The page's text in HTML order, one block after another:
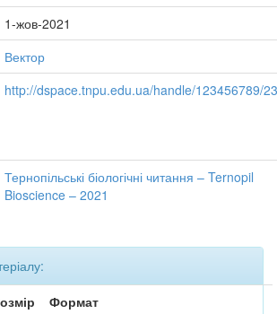
1-жов-2021
Вектор
http://dspace.tnpu.edu.ua/handle/123456789/
Тернопільські біологічні читання – Ternopil
Bioscience – 2021
Формат